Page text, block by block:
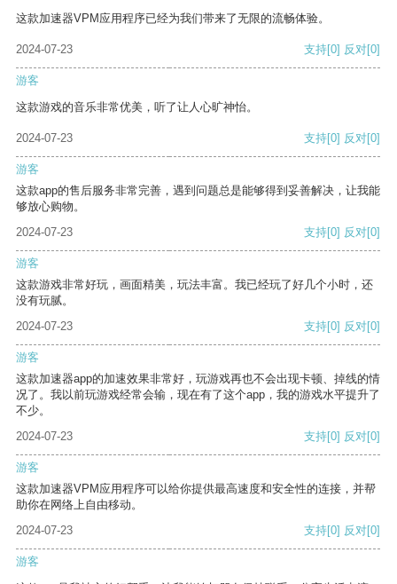
这款加速器VPM应用程序已经为我们带来了无限的流畅体验。
2024-07-23 支持[0] 反对[0]
游客
这款游戏的音乐非常优美，听了让人心旷神怡。
2024-07-23 支持[0] 反对[0]
游客
这款app的售后服务非常完善，遇到问题总是能够得到妥善解决，让我能
够放心购物。
2024-07-23
支持[0] 反对[0]
游客
这款游戏非常好玩，画面精美，玩法丰富。我已经玩了好几个小时，还
没有玩腻。
2024-07-23
支持[0] 反对[0]
游客
这款加速器app的加速效果非常好，玩游戏再也不会出现卡顿、掉线的情
况了。我以前玩游戏经常会输，现在有了这个app，我的游戏水平提升了
不少。
2024-07-23
支持[0] 反对[0]
游客
这款加速器VPM应用程序可以给你提供最高速度和安全性的连接，并帮
助你在网络上自由移动。
2024-07-23
支持[0] 反对[0]
游客